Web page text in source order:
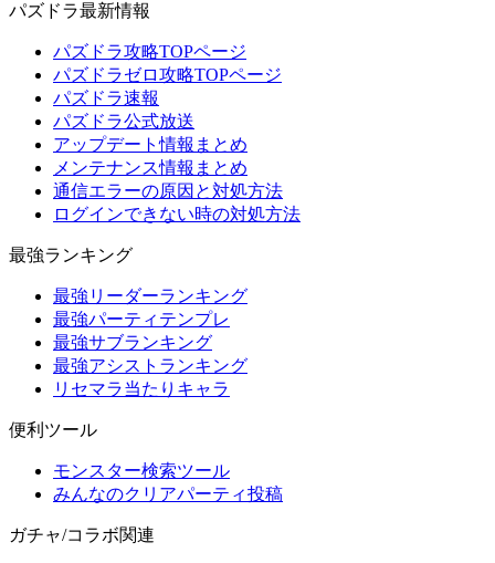
パズドラ最新情報
パズドラ攻略TOPページ
パズドラゼロ攻略TOPページ
パズドラ速報
パズドラ公式放送
アップデート情報まとめ
メンテナンス情報まとめ
通信エラーの原因と対処方法
ログインできない時の対処方法
最強ランキング
最強リーダーランキング
最強パーティテンプレ
最強サブランキング
最強アシストランキング
リセマラ当たりキャラ
便利ツール
モンスター検索ツール
みんなのクリアパーティ投稿
ガチャ/コラボ関連